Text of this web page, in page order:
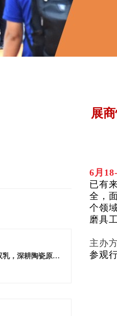
展商快讯丨双乳，深耕陶瓷原料多年
展
6月
已有
全，
个领
磨具
主办
参观